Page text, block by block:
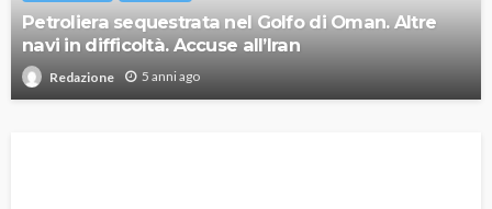
Petroliera sequestrata nel Golfo di Oman. Altre
navi in difficoltà. Accuse all’Iran
Redazione 5 anni ago